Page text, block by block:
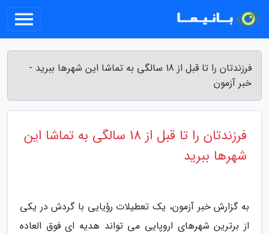
فرزندتان را تا قبل از 18 سالگی به تماشا این شهرها ببرید -
خبر آزمون
فرزندتان را تا قبل از 18 سالگی به تماشا این
شهرها ببرید
به گزارش خبر آزمون، یک تعطیلات رؤیایی با گردش در یکی
از برترین شهرهای اروپایی می تواند هدیه ای فوق العاده